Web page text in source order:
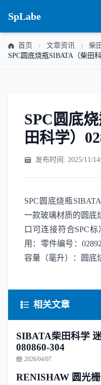
SpLabe
首页 文章资讯
柴
SPC圆底烧瓶SIBATA（柴田
SPC圆底
田科学）
发布时间: 2025/11/14
SPC圆底烧瓶
一款玻璃材质的圆底
口可连接符合SPC
用：零件编号：
容量（毫升）：圆底
相关文章
SIBATA柴田科学
080860-304
2026/04/07
RENISHAW 圆光